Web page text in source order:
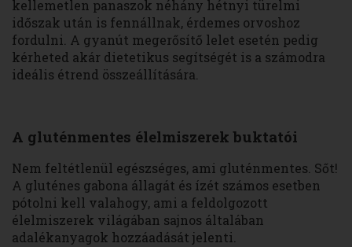
kellemetlen panaszok néhány hétnyi türelmi
időszak után is fennállnak, érdemes orvoshoz
fordulni. A gyanút megerősítő lelet esetén pedig
kérheted akár dietetikus segítségét is a számodra
ideális étrend összeállítására.
A gluténmentes élelmiszerek buktatói
Nem feltétlenül egészséges, ami gluténmentes. Sőt!
A gluténes gabona állagát és ízét számos esetben
pótolni kell valahogy, ami a feldolgozott
élelmiszerek világában sajnos általában
adalékanyagok hozzáadását jelenti.